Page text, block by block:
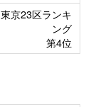
東京23区ランキ
ング
第4位